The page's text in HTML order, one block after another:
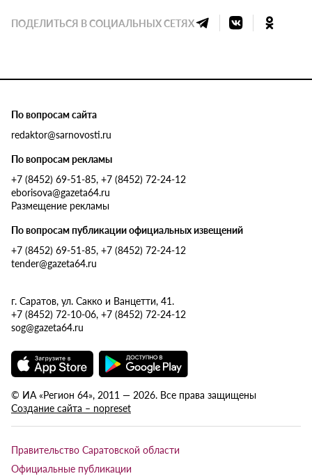
ПОДЕЛИТЬСЯ В СОЦИАЛЬНЫХ СЕТЯХ
По вопросам сайта
redaktor@sarnovosti.ru
По вопросам рекламы
+7 (8452) 69-51-85, +7 (8452) 72-24-12
eborisova@gazeta64.ru
Размещение рекламы
По вопросам публикации официальных извещений
+7 (8452) 69-51-85, +7 (8452) 72-24-12
tender@gazeta64.ru
г. Саратов, ул. Сакко и Ванцетти, 41.
+7 (8452) 72-10-06, +7 (8452) 72-24-12
sog@gazeta64.ru
© ИА «Регион 64», 2011 — 2026. Все права защищены
Создание сайта – nopreset
Правительство Саратовской области
Официальные публикации